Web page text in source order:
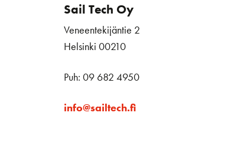
Sail Tech Oy
Veneentekijäntie 2
Helsinki 00210
Puh: 09 682 4950
info@sailtech.fi